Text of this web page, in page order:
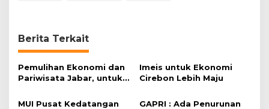
u
k
Berita Terkait
Pemulihan Ekonomi dan
Pariwisata Jabar, untuk
Imeis untuk Ekonomi
Cirebon Lebih Maju
MUI Pusat Kedatangan
GAPRI : Ada Penurunan